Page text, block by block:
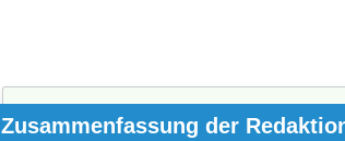
Zusammenfassung der